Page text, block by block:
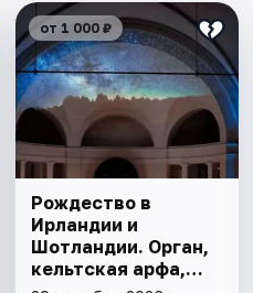
от 1 000 ₽
Рождество в
Ирландии и
Шотландии. Орган,
кельтская арфа,